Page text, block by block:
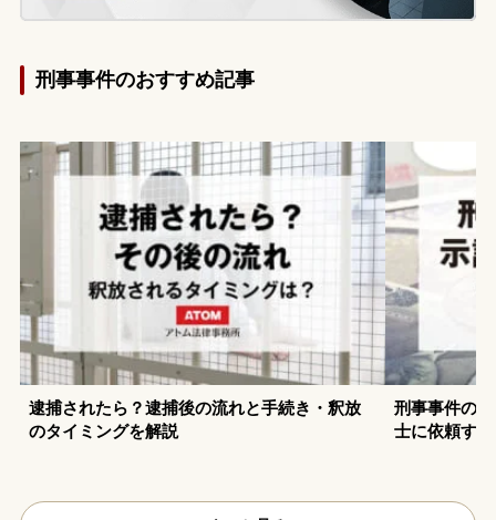
刑事事件のおすすめ記事
逮捕されたら？逮捕後の流れと手続き・釈放
のタイミングを解説
刑事事件の
士に依頼す